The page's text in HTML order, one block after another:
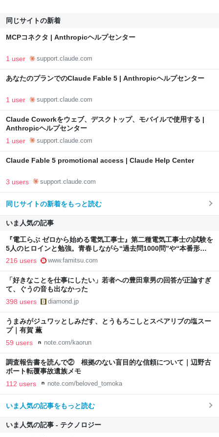
同じサイトの新着
MCPコネクタ | Anthropicヘルプセンター
1 user support.claude.com
あなたのプランでのClaude Fable 5 | Anthropicヘルプセンター
1 user support.claude.com
Claude Coworkをウェブ、デスクトップ、モバイルで使用する |
Anthropicヘルプセンター
1 user support.claude.com
Claude Fable 5 promotional access | Claude Help Center
3 users support.claude.com
同じサイトの新着をもっと読む
いま人気の記事
『電工らぶ ゼロから始める電気工事士』第二種電気工事士の試験を
5人のヒロインと勉強。青春しながら“過去問1000問”や“本番形式
CBT模擬試験”で本格的に学べるノベルゲーム | ゲーム・エンタメ
最新情報のファミ通.com
216 users www.famitsu.com
「好きなことを仕事にしたい」若者への豊田章男の回答が正論すぎ
て、ぐうの音も出なかった
398 users diamond.jp
うまみがジュワッとしみだす、とうもろこしとスペアリブの塩スー
プ｜有賀 薫
59 users note.com/kaorun
調査報告書を読んで② 根拠のない盲目的な信頼について｜辺野古
ボート転覆事故遺族メモ
112 users note.com/beloved_tomoka
いま人気の記事をもっと読む
いま人気の記事 - テクノロジー